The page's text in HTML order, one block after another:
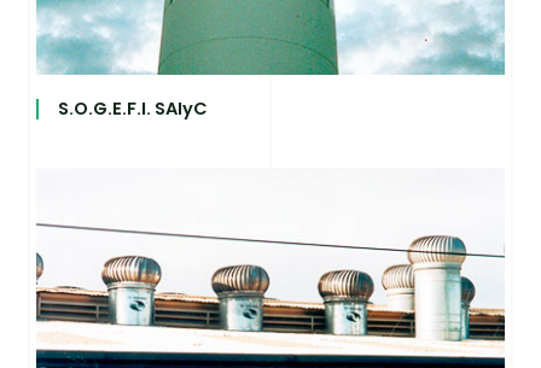
S.O.G.E.F.I. SAIyC